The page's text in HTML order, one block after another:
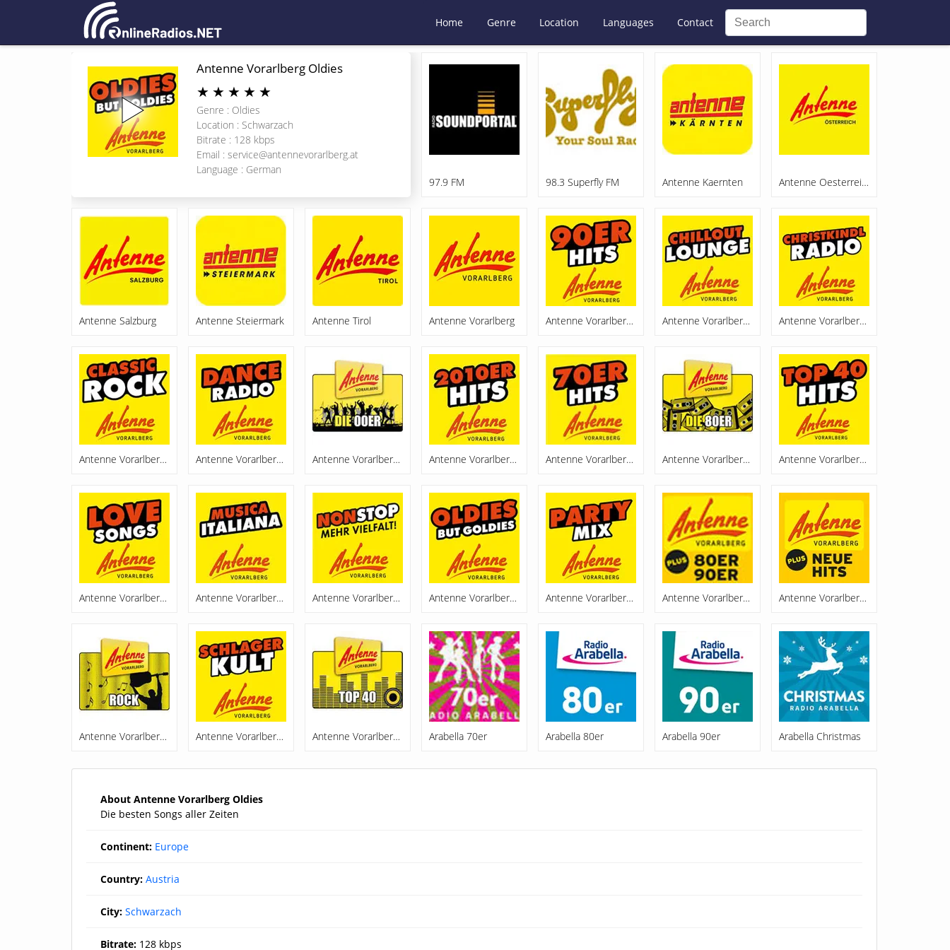
Home Genre Location Languages Contact
Antenne Vorarlberg Oldies
★ ★ ★ ★ ★
Genre : Oldies
Location : Schwarzach
Bitrate : 128 kbps
Email : service@antennevorarlberg.at
Language : German
97.9 FM
98.3 Superfly FM Antenne Kaernten Antenne Oesterreich
Antenne Salzburg Antenne Steiermark Antenne Tirol Antenne Vorarlberg Antenne Vorarlberg 90er Hits Antenne Vorarlberg Chillout Antenne Vorarlberg Christkindl Radio
Antenne Vorarlberg Classic Rock Antenne Vorarlberg Dance Radio Antenne Vorarlberg Die 00er Antenne Vorarlberg Die 2010er Antenne Vorarlberg Die 70er Antenne Vorarlberg Die 80er Antenne Vorarlberg Hits
Antenne Vorarlberg Lovesongs Antenne Vorarlberg Musica Italiana Antenne Vorarlberg Nonstop Antenne Vorarlberg Oldies Antenne Vorarlberg Partymix Antenne Vorarlberg Plus 80er,90er Antenne Vorarlberg Plus Neue Hits
Antenne Vorarlberg Rock Antenne Vorarlberg Schlagerkult Antenne Vorarlberg Top 40 Arabella 70er Arabella 80er Arabella 90er Arabella Christmas
About Antenne Vorarlberg Oldies
Die besten Songs aller Zeiten
Continent: Europe
Country: Austria
City: Schwarzach
Bitrate: 128 kbps